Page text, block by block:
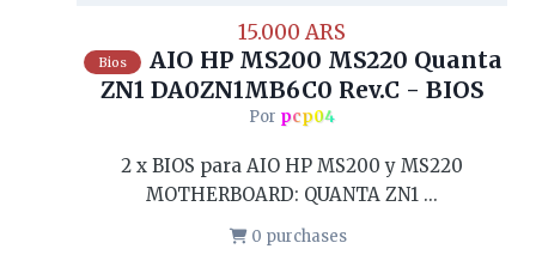
15.000 ARS
Bios
AIO HP MS200 MS220 Quanta
ZN1 DA0ZN1MB6C0 Rev.C - BIOS
Por pcp04
2 x BIOS para AIO HP MS200 y MS220
MOTHERBOARD: QUANTA ZN1 ...
0 purchases